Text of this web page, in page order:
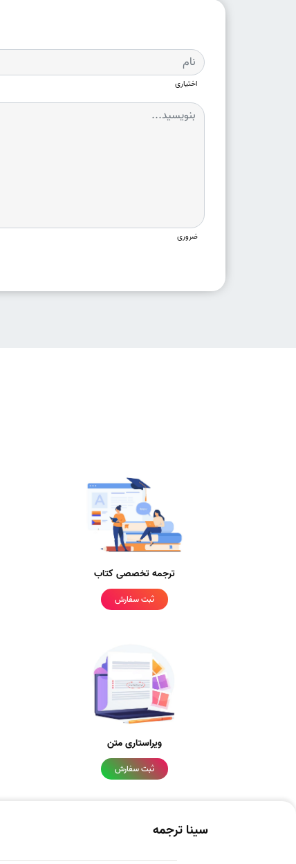
اختیاری
ضروری
ترجمه تخصصی کتاب
ثبت سفارش
ویراستاری متن
ثبت سفارش
سینا ترجمه